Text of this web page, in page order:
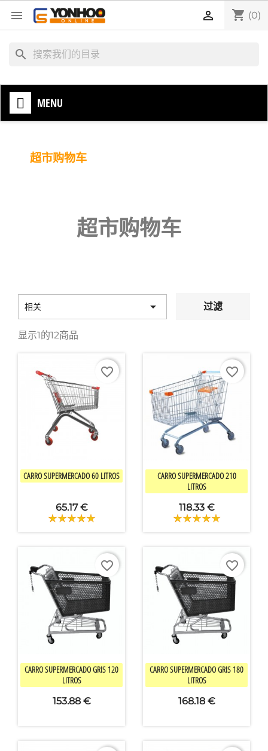
 shopping_cart (0)

search
MENU
超市购物车
超市购物车
相关  过滤
显示1的12商品
快速查看
CARRO SUPERMERCADO 60 LITROS
65.17 €
favorite_border
快速查看
CARRO SUPERMERCADO 210
LITROS
118.33 €
favorite_border
快速查看
CARRO SUPERMERCADO GRIS 120
LITROS
153.88 €
favorite_border
快速查看
CARRO SUPERMERCADO GRIS 180
LITROS
168.18 €
favorite_border